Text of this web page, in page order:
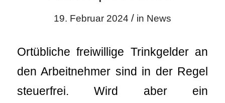
19. Februar 2024 / in News
Ortübliche freiwillige Trinkgelder an
den Arbeitnehmer sind in der Regel
steuerfrei. Wird aber ein